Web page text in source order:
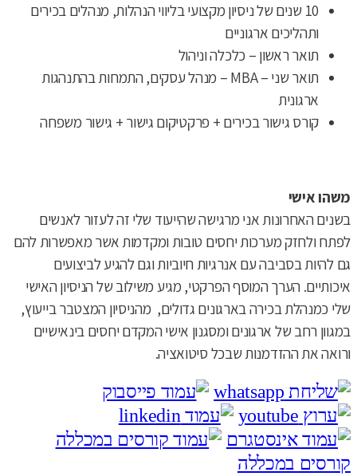
10 שנים של ניסיון מקצועי בליווי הנהלות, מנהלים בכירים
ותהליכים ארגוניים
תואר ראשון – כלכלה וניהול
תואר שני – MBA – מנהל עסקים, התמחות בהתנהגות
ארגונית
קורס גישור בכירים + פרקטיקום גישור + גישור משפחה
משהו אישי
בשנים האחרונות אני מרגישה שהייעוד שלי זה לעזור לאנשים
לפתח ולחזק מערכות יחסים טובות ומקדמות אשר מאפשרות להם
גם להיות בסביבה עם אנרגיות חיוביות וגם להגיע לביצועים
איכותיים. הערך המוסף הפרקטי, מגיע משילוב של הניסיון האישי
שלי כמנהלת בכירה בארגונים גדולים, מהניסיון המצטבר בייעוץ,
במגוון רחב של ארגונים ומסגנון אישי המקדם יחסים בינאישיים
ורואה את ההזדמנות שבכל סיטואציה.
קורסים במכללה